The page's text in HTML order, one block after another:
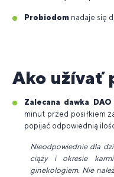
Probiodom nadaje się
Ako užívať
Zalecana dawka
minut przed posiłkiem
popijać odpowiednią
Nieodpowiednie dla
ciąży i okresie
ginekologiem. Nie